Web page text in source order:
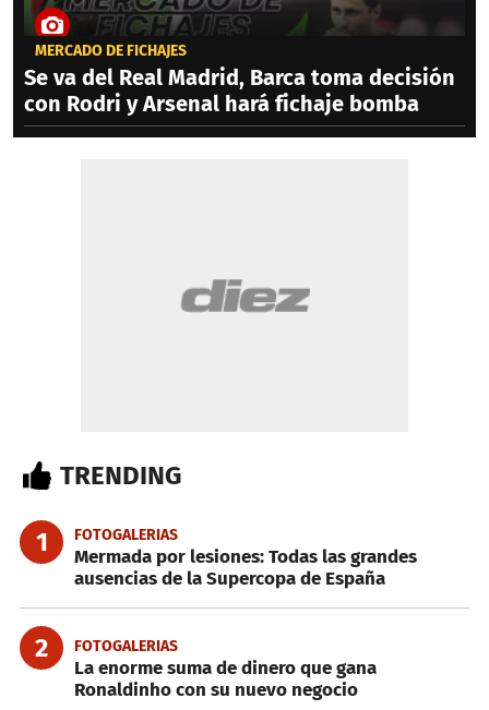
MERCADO DE FICHAJES
Se va del Real Madrid, Barca toma decisión
con Rodri y Arsenal hará fichaje bomba
TRENDING
1 FOTOGALERIAS
Mermada por lesiones: Todas las grandes
ausencias de la Supercopa de España
2 FOTOGALERIAS
La enorme suma de dinero que gana
Ronaldinho con su nuevo negocio